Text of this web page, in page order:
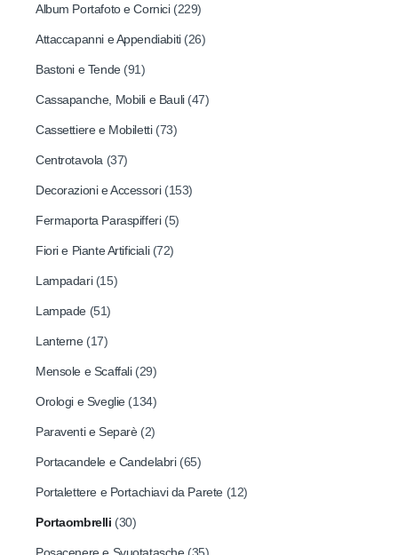
Album Portafoto e Cornici (229)
Attaccapanni e Appendiabiti (26)
Bastoni e Tende (91)
Cassapanche, Mobili e Bauli (47)
Cassettiere e Mobiletti (73)
Centrotavola (37)
Decorazioni e Accessori (153)
Fermaporta Paraspifferi (5)
Fiori e Piante Artificiali (72)
Lampadari (15)
Lampade (51)
Lanterne (17)
Mensole e Scaffali (29)
Orologi e Sveglie (134)
Paraventi e Separè (2)
Portacandele e Candelabri (65)
Portalettere e Portachiavi da Parete (12)
Portaombrelli (30)
Posacenere e Svuotatasche (35)